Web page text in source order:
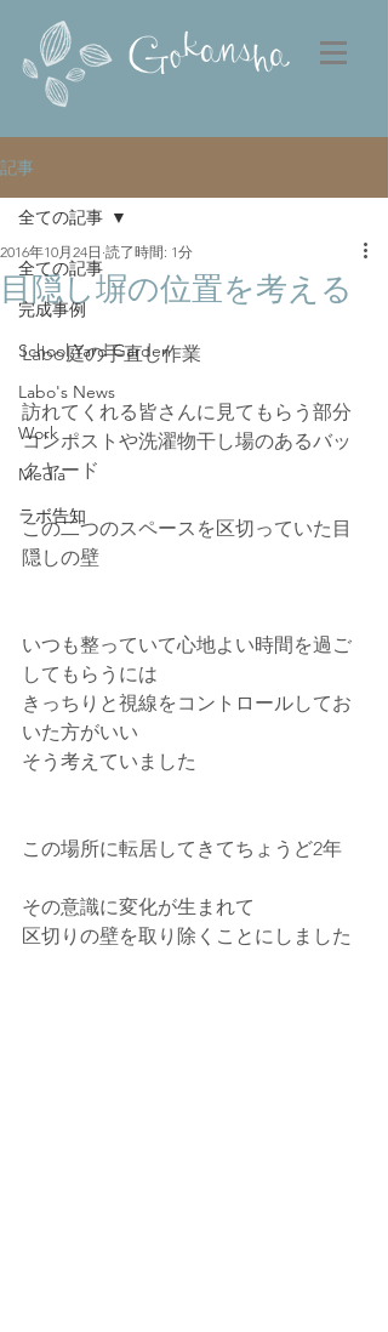
記事
全ての記事
完成事例
School Yard Garden
Labo's News
Work
Media
ラボ告知
全ての記事
目隠し塀の位置を考える
2016年10月24日 読了時間: 1分
Labo庭の手直し作業
訪れてくれる皆さんに見てもらう部分
コンポストや洗濯物干し場のあるバッ
クヤード
この二つのスペースを区切っていた目
隠しの壁
いつも整っていて心地よい時間を過ご
してもらうには
きっちりと視線をコントロールしてお
いた方がいい
そう考えていました
この場所に転居してきてちょうど2年
その意識に変化が生まれて
区切りの壁を取り除くことにしました